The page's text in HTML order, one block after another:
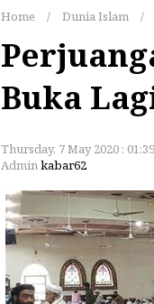
Home / Dunia Islam /
Buka
Thursday, 7 May 2020 : 01:39
Adminkabar62